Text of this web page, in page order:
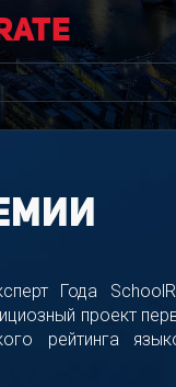
Rate
Года
проект
рейтинга